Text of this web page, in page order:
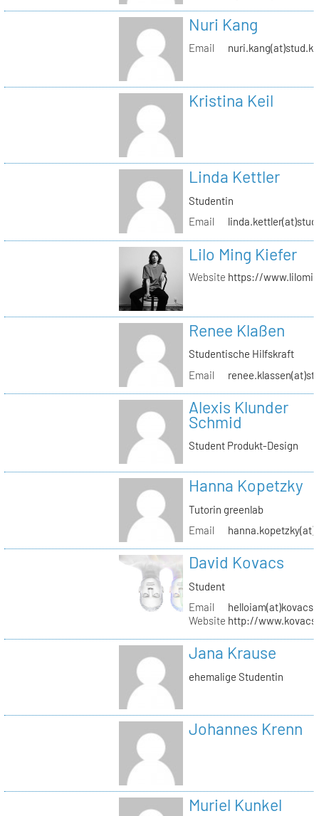
Nuri Kang
Email
Kristina Keil
Linda Kettler
Studentin
Email
Lilo Ming Kiefer
Website https://
Renee Klaßen
Studentische Hilfskraft
Email
Alexis Klunder
Schmid
Student Produkt-Design
Hanna Kopetzky
Tutorin greenlab
Email
David Kovacs
Student
Email
Website http://
Jana Krause
ehemalige Studentin
Johannes Krenn
Muriel Kunkel